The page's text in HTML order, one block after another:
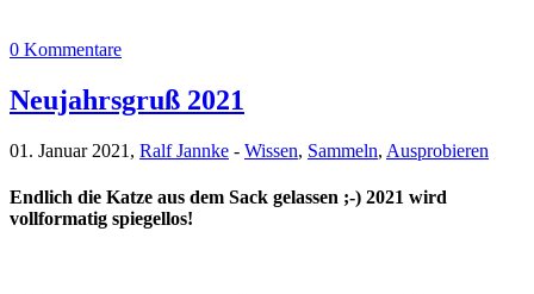
0 Kommentare
Neujahrsgruß 2021
01. Januar 2021, Ralf Jannke - Wissen, Sammeln, Ausprobieren
Endlich die Katze aus dem Sack gelassen ;-) 2021 wird
vollformatig spiegellos!